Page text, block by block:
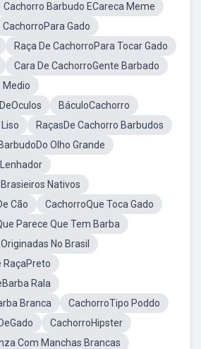
Cachorro Barbudo ECareca Meme
CachorroPara Gado
Raça De CachorroPara Tocar Gado
Cara De CachorroGente Barbado
Medio
BáculoCachorro
RaçasDe Cachorro Barbudos
Olho Grande
Nativos
Cão
CachorroQue Toca Gado
Parece Que Tem Barba
No Brasil
RaçaPreto
Rala
Branca
CachorroTipo Poddo
CachorroHipster
Com Manchas Brancas